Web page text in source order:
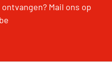
Mail ons op